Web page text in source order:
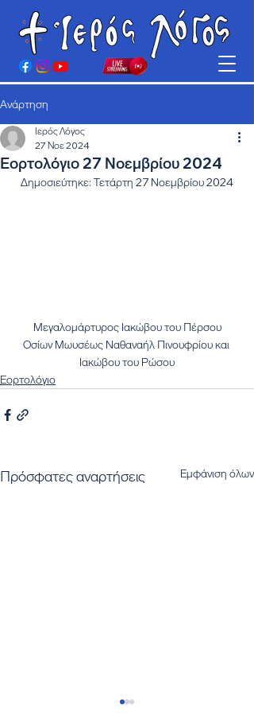
Ανάρτηση
Εορτολόγιο 27 Νοεμβρίου 2024
Ιερός Λόγος
27 Νοε 2024
Δημοσιεύτηκε: Τετάρτη 27 Νοεμβρίου 2024
Μεγαλομάρτυρος Ιακώβου του Πέρσου
Οσίων Μωυσέως Ναθαναήλ Πινουφρίου και
Ιακώβου του Ρώσου
Εορτολόγιο
Πρόσφατες αναρτήσεις Εμφάνιση όλων